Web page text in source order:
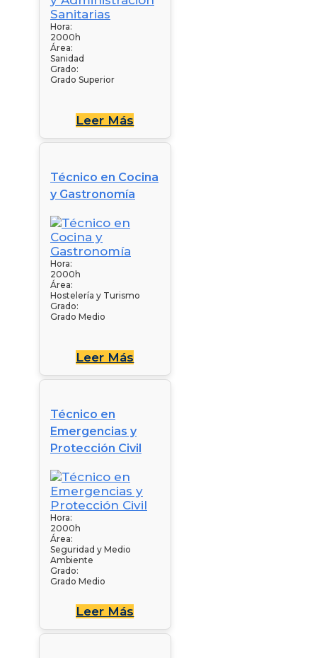
Hora:
2000h
Área:
Sanidad
Grado:
Grado Superior
Leer Más
Técnico en Cocina
y Gastronomía
Hora:
2000h
Área:
Hostelería y Turismo
Grado:
Grado Medio
Leer Más
Técnico en
Emergencias y
Protección Civil
Hora:
2000h
Área:
Seguridad y Medio
Ambiente
Grado:
Grado Medio
Leer Más